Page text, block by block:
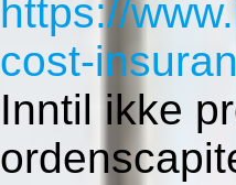
https://
cost-
Inntil ikke